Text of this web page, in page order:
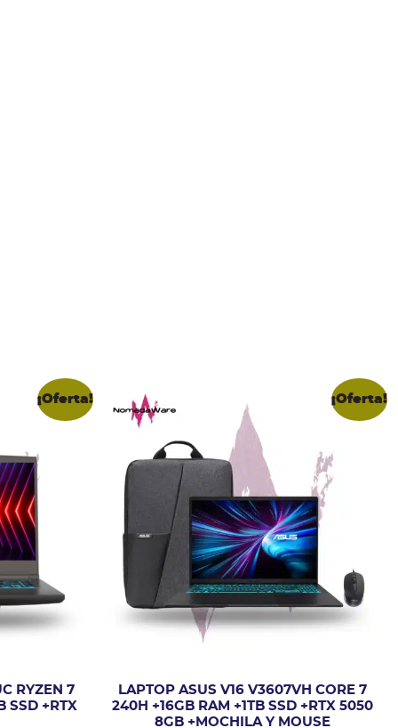
¡Oferta!
RYZEN 7
SSD +RTX
¡Oferta!
LAPTOP ASUS V16 V3607VH CORE 7
240H +16GB RAM +1TB SSD +RTX 5050
8GB +MOCHILA Y MOUSE